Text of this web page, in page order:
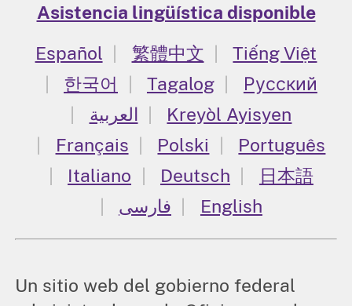
Asistencia lingüística disponible
Español
繁體中文
Tiếng Việt
한국어
Tagalog
Русский
العربية
Kreyòl Ayisyen
Français
Polski
Português
Italiano
Deutsch
日本語
فارسی
English
Un sitio web del gobierno federal